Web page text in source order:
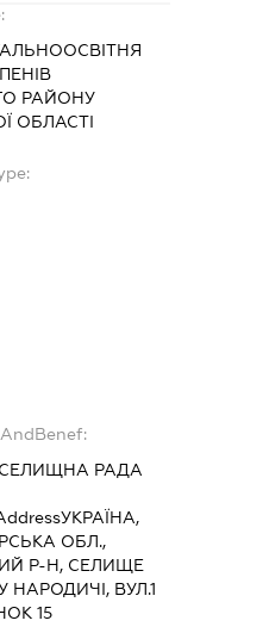
РАЙОНУ
ОБЛАСТІ
РАДА
УКРАЇНА,
ОБЛ.,
Р-Н, СЕЛИЩЕ
НАРОДИЧІ, ВУЛ.1
15